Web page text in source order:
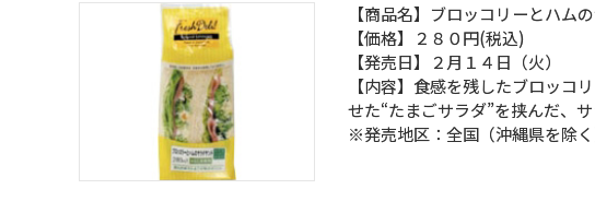
【商品名】ブロッコリーとハム
【価格】２８０円(税込)
【発売日】２月１４日（火）
【内容】食感を残したブロッコ
せた“たまごサラダ”を挟んだ、サ
※発売地区：全国（沖縄県を除く